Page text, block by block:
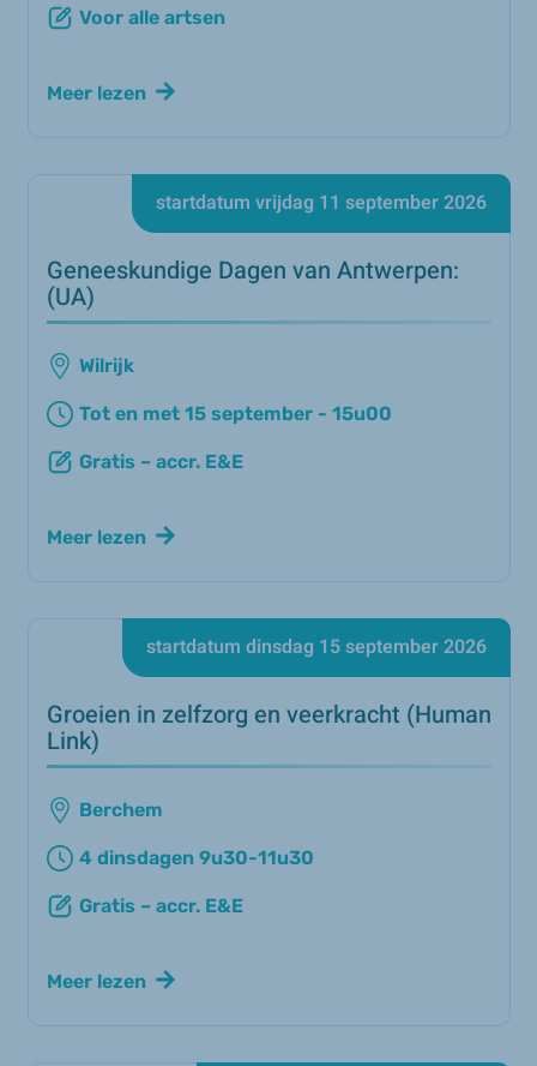
Meer lezen
Voor alle artsen
Geneeskundige Dagen van Antwerpen:
(UA)
startdatum vrijdag 11 september 2026
Meer lezen
Wilrijk
Tot en met 15 september - 15u00
Gratis – accr. E&E
Groeien in zelfzorg en veerkracht (Human
Link)
startdatum dinsdag 15 september 2026
Meer lezen
Berchem
4 dinsdagen 9u30-11u30
Gratis – accr. E&E